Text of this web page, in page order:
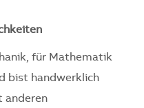
für Mathematik
bist handwerklich
anderen